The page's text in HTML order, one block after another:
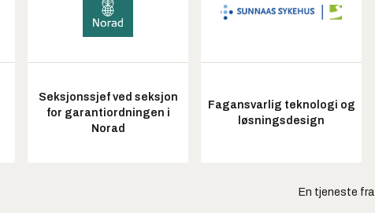
Seksjonssjef ved seksjon
for garantiordningen i
Norad
Fagansvarlig teknologi og
løsningsdesign
En tjeneste fra